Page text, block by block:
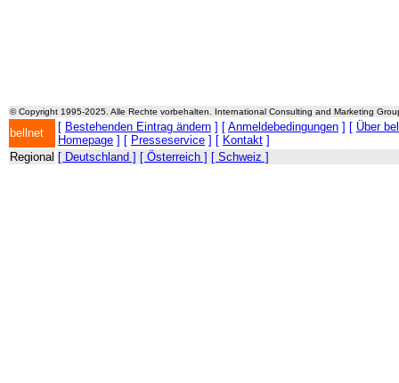
© Copyright 1995-2025. Alle Rechte vorbehalten. International Consulting and Marketing
bellnet [ Bestehenden Eintrag ändern ] [ Anmeldebedingungen ] [ Über
Homepage ] [ Presseservice ] [ Kontakt ]
Regional [ Deutschland ] [ Österreich ] [ Schweiz ]